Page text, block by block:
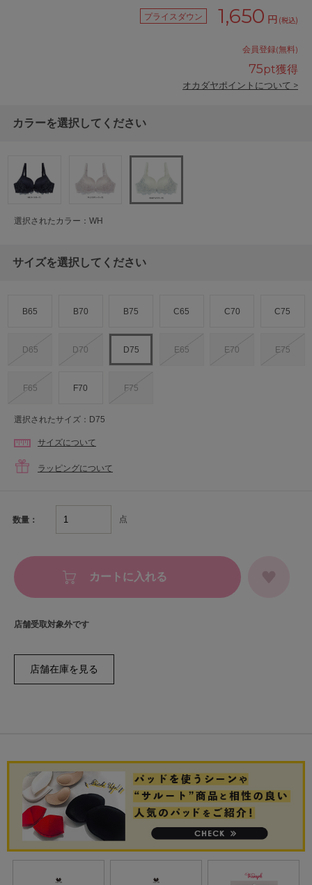
プライスダウン 1,650 円 (税込)
会員登録(無料)
75pt獲得
オカダヤポイントについて >
カラーを選択してください
選択されたカラー：WH
サイズを選択してください
B65 B70 B75 C65 C70 C75
D65 D70 D75 E65 E70 E75
F65 F70 F75
選択されたサイズ：D75
サイズについて
ラッピングについて
数量： 点
カートに入れる
店舗受取対象外です